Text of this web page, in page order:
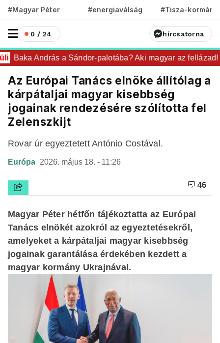
#Magyar Péter #energiaválság #Tisza-kormány
0 / 24 hírcsatorna
Baka András a Sándor-palotába? Aki magyar az fellázad!
Az Európai Tanács elnöke állítólag a
kárpátaljai magyar kisebbség
jogainak rendezésére szólította fel
Zelenszkijt
Rovar úr egyeztetett António Costával.
Európa 2026. május 18. - 11:26
46
Magyar Péter hétfőn tájékoztatta az Európai
Tanács elnökét azokról az egyeztetésekről,
amelyeket a kárpátaljai magyar kisebbség
jogainak garantálása érdekében kezdett a
magyar kormány Ukrajnával.